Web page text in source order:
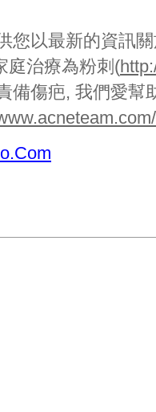
您以最新的資訊
庭治療為粉刺(
備傷疤, 我們愛幫